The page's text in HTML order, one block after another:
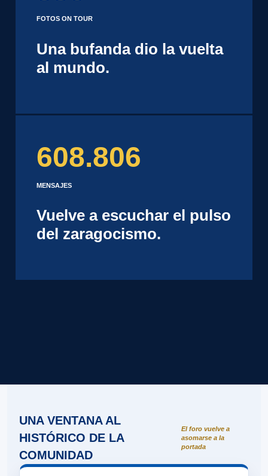
FOTOS ON TOUR
Una bufanda dio la vuelta
al mundo.
608.806
MENSAJES
Vuelve a escuchar el pulso
del zaragocismo.
UNA VENTANA AL
HISTÓRICO DE LA
COMUNIDAD
El foro vuelve a
asomarse a la
portada